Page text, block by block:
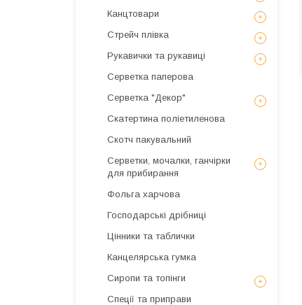
Канцтовари
Стрейч плівка
Рукавички та рукавиці
Серветка паперова
Серветка "Декор"
Скатертина поліетиленова
Скотч пакувальний
Серветки, мочалки, ганчірки
для прибирання
Фольга харчова
Господарські дрібниці
Цінники та таблички
Канцелярська гумка
Сиропи та топінги
Спеції та приправи